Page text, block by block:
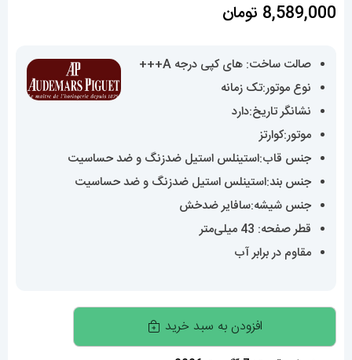
8,589,000 تومان
صالت ساخت: های کپی درجه A+++
نوع موتور:تک زمانه
نشانگر تاریخ:دارد
موتور:کوارتز
جنس قاب:استینلس استیل ضدزنگ و ضد حساسیت
جنس بند:استینلس استیل ضدزنگ و ضد حساسیت
جنس شیشه:سافایر ضدخش
قطر صفحه: 43 میلی‌متر
مقاوم در برابر آب
ساعت
اودمار
افزودن به سبد خرید